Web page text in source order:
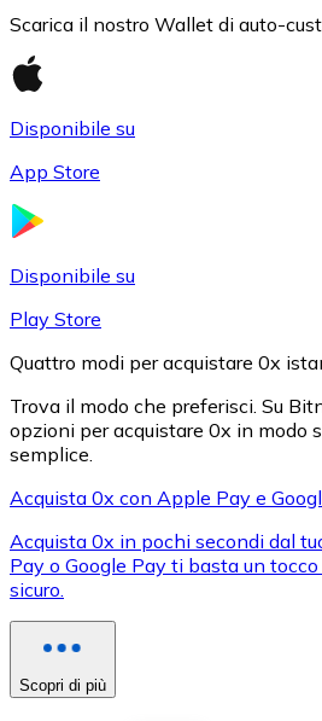
XRP
XRP
Vedi tutto
Scarica il nostro Wallet di auto-
Disponibile su
App Store
Disponibile su
Play Store
Quattro modi per acquistare 0x
Trova il modo che preferisci. Su
opzioni per acquistare 0x in modo
semplice.
Acquista 0x con Apple Pay e
Acquista 0x in pochi secondi dal
Pay o Google Pay ti basta un
sicuro.
Scopri di più